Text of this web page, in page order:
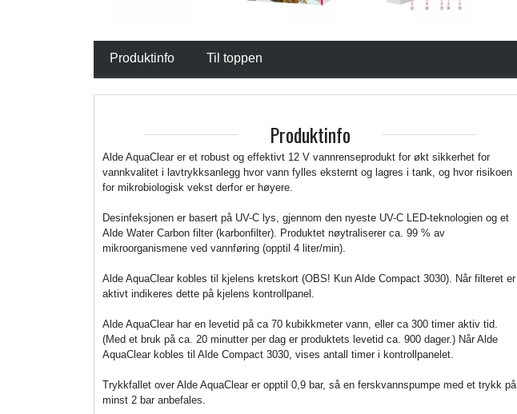
Produktinfo Til toppen
Produktinfo
Alde AquaClear er et robust og effektivt 12 V vannrenseprodukt for økt sikkerhet for
vannkvalitet i lavtrykksanlegg hvor vann fylles eksternt og lagres i tank, og hvor risikoen
for mikrobiologisk vekst derfor er høyere.
Desinfeksjonen er basert på UV-C lys, gjennom den nyeste UV-C LED-teknologien og et
Alde Water Carbon filter (karbonfilter). Produktet nøytraliserer ca. 99 % av
mikroorganismene ved vannføring (opptil 4 liter/min).
Alde AquaClear kobles til kjelens kretskort (OBS! Kun Alde Compact 3030). Når filteret er
aktivt indikeres dette på kjelens kontrollpanel.
Alde AquaClear har en levetid på ca 70 kubikkmeter vann, eller ca 300 timer aktiv tid.
(Med et bruk på ca. 20 minutter per dag er produktets levetid ca. 900 dager.) Når Alde
AquaClear kobles til Alde Compact 3030, vises antall timer i kontrollpanelet.
Trykkfallet over Alde AquaClear er opptil 0,9 bar, så en ferskvannspumpe med et trykk på
minst 2 bar anbefales.